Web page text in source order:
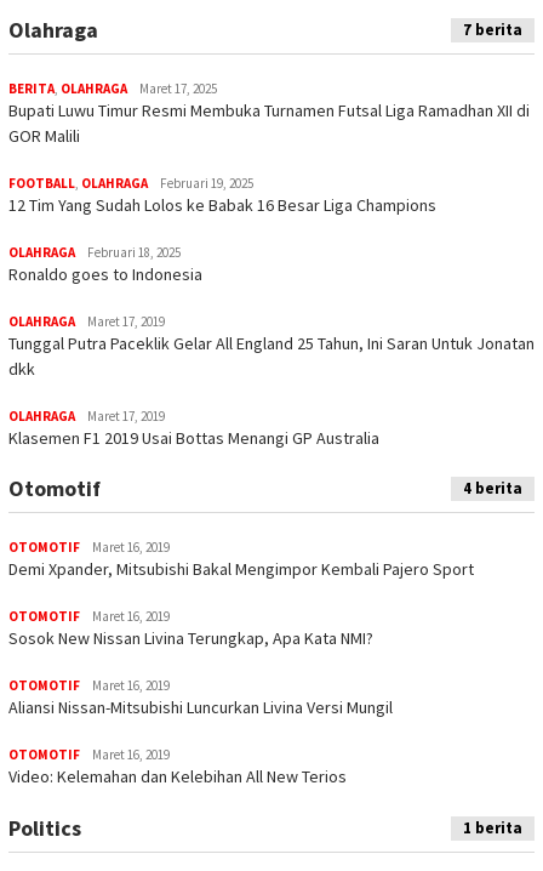
Olahraga 7 berita
BERITA OLAHRAGA Maret 17, 2025
Bupati Luwu Timur Resmi Membuka Turnamen Futsal Liga Ramadhan XII di
GOR Malili
FOOTBALL OLAHRAGA Februari 19, 2025
12 Tim Yang Sudah Lolos ke Babak 16 Besar Liga Champions
OLAHRAGA Februari 18, 2025
Ronaldo goes to Indonesia
OLAHRAGA Maret 17, 2019
Tunggal Putra Paceklik Gelar All England 25 Tahun, Ini Saran Untuk Jonatan
dkk
OLAHRAGA Maret 17, 2019
Klasemen F1 2019 Usai Bottas Menangi GP Australia
Otomotif 4 berita
OTOMOTIF Maret 16, 2019
Demi Xpander, Mitsubishi Bakal Mengimpor Kembali Pajero Sport
OTOMOTIF Maret 16, 2019
Sosok New Nissan Livina Terungkap, Apa Kata NMI?
OTOMOTIF Maret 16, 2019
Aliansi Nissan-Mitsubishi Luncurkan Livina Versi Mungil
OTOMOTIF Maret 16, 2019
Video: Kelemahan dan Kelebihan All New Terios
Politics 1 berita